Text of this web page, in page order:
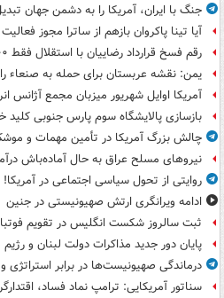
جنگ با ایران، آمریکا را به دشمن جهان
آیا تینا پاکروان بازهم از ساترا مجوز
رقم فسخ قرارداد رضاییان با استقلال فقط ۱۰۰میلیون تومان!
یمن: نقشه عربستان برای حمله به صنعاء
آمریکا اوایل شهریور میزبان مجمع آژانس
بازسازی پالایشگاه سوم پارس جنوبی کلید
چالش بزرگ آمریکا در تأمین مهمات و
نیروهای مسلح عراق به حال آماده‌باش
روایتی از تحول سیاسی اجتماعی در آمریکا!
ادامه ویرانگری ارتش صهیونیستی در جنین
ثبت سالروز شکست انگلیس در تقویم
پایان دور جدید مذاکرات دولت لبنان و رژیم
درماندگی صهیونیست‌ها در برابر استراتژی
سناتور آمریکایی: ترامپ نماد فساد،